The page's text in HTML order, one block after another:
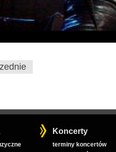
Koncerty
terminy koncertów